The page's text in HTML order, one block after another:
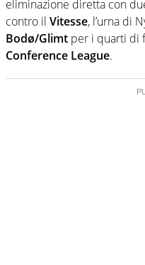
eliminazione diretta con
contro il Vitesse, l’urna di
Bodø/Glimt per i quarti di
Conference League.